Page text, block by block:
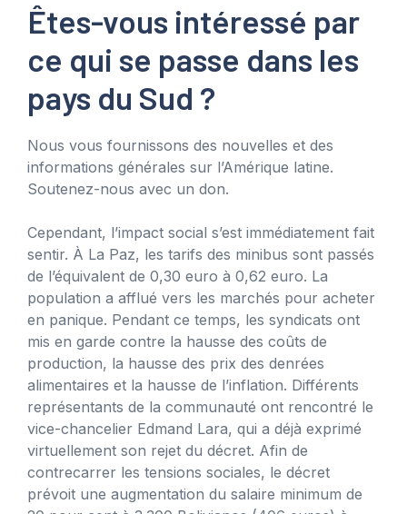
Êtes-vous intéressé par
ce qui se passe dans les
pays du Sud ?
Nous vous fournissons des nouvelles et des
informations générales sur l’Amérique latine.
Soutenez-nous avec un don.
Cependant, l’impact social s’est immédiatement fait
sentir. À La Paz, les tarifs des minibus sont passés
de l’équivalent de 0,30 euro à 0,62 euro. La
population a afflué vers les marchés pour acheter
en panique. Pendant ce temps, les syndicats ont
mis en garde contre la hausse des coûts de
production, la hausse des prix des denrées
alimentaires et la hausse de l’inflation. Différents
représentants de la communauté ont rencontré le
vice-chancelier Edmand Lara, qui a déjà exprimé
virtuellement son rejet du décret. Afin de
contrecarrer les tensions sociales, le décret
prévoit une augmentation du salaire minimum de